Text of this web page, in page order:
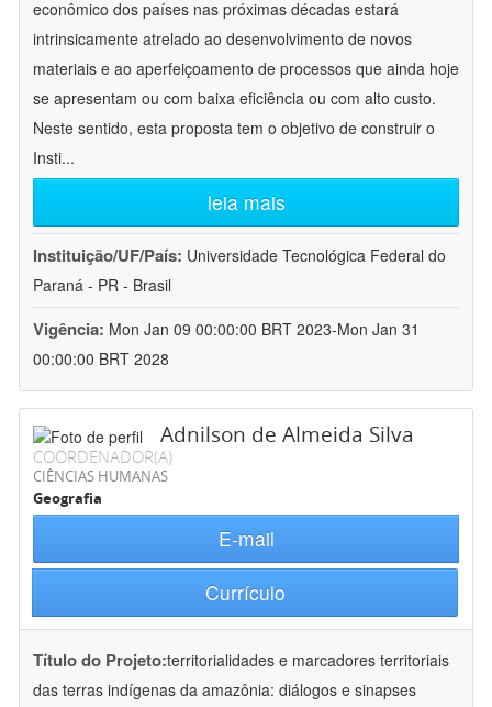
econômico dos países nas próximas décadas estará
intrinsicamente atrelado ao desenvolvimento de novos
materiais e ao aperfeiçoamento de processos que ainda hoje
se apresentam ou com baixa eficiência ou com alto custo.
Neste sentido, esta proposta tem o objetivo de construir o
Insti...
leia mais
Instituição/UF/País: Universidade Tecnológica Federal do
Paraná - PR - Brasil
Vigência: Mon Jan 09 00:00:00 BRT 2023-Mon Jan 31
00:00:00 BRT 2028
Adnilson de Almeida Silva
COORDENADOR(A)
CIÊNCIAS HUMANAS
Geografia
E-mail
Currículo
Título do Projeto:territorialidades e marcadores territoriais
das terras indígenas da amazônia: diálogos e sinapses